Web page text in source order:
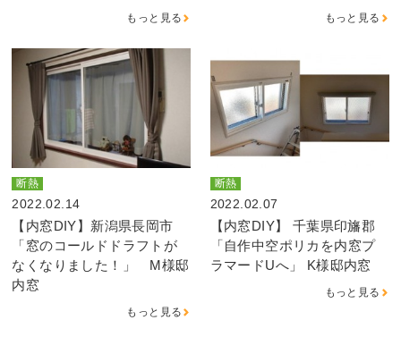
もっと見る もっと見る
断熱
2022.02.14
【内窓DIY】新潟県長岡市
「窓のコールドドラフトが
なくなりました！」 M様邸
内窓
もっと見る
断熱
2022.02.07
【内窓DIY】 千葉県印旛郡
「自作中空ポリカを内窓プ
ラマードUへ」 K様邸内窓
もっと見る